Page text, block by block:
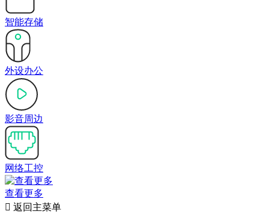
智能存储
外设办公
影音周边
网络工控
查看更多
 返回主菜单